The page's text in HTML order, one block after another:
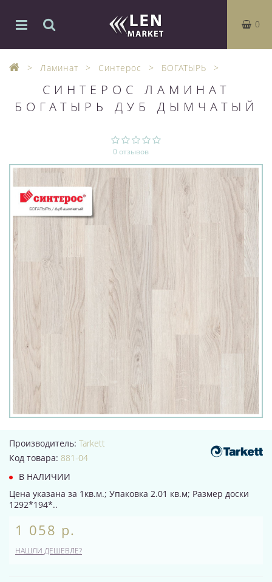
0
Ламинат Синтерос БОГАТЫРЬ
СИНТЕРОС ЛАМИНАТ
БОГАТЫРЬ ДУБ ДЫМЧАТЫЙ
0 отзывов
Производитель: Tarkett
Код товара: 881-04
В НАЛИЧИИ
Цена указана за 1кв.м.; Упаковка 2.01 кв.м; Размер доски
1292*194*..
1 058 р.
НАШЛИ ДЕШЕВЛЕ?